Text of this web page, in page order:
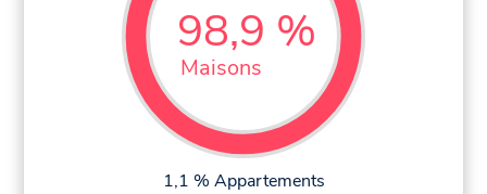
98,9 %
Maisons
1,1 % Appartements